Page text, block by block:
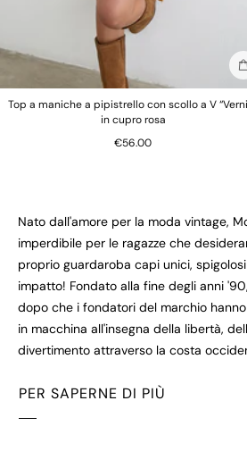
Top a maniche a pipistrello con scollo a V
in cupro rosa
€56.00
Nato dall'amore per la moda vintage,
imperdibile per le ragazze che
proprio guardaroba capi unici,
impatto! Fondato alla fine degli anni
dopo che i fondatori del marchio
in macchina all'insegna della libertà,
divertimento attraverso la costa
PER SAPERNE DI PIÙ